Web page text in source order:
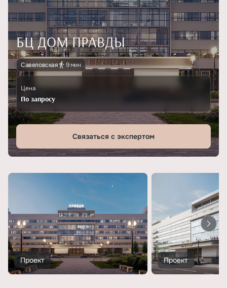
БЦ ДОМ ПРАВДЫ
Савеловская 9 мин
Цена
По запросу
Связаться с экспертом
Проект Проект